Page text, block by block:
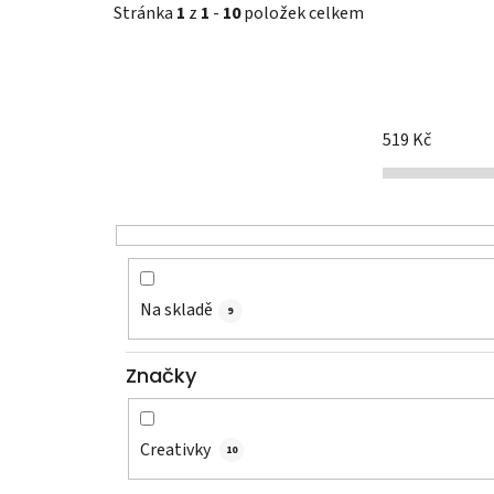
Stránka 1 z 1 - 10položek celkem
519 Kč
Na skladě 9
Značky
Creativky 10